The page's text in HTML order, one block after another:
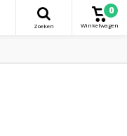
Zoeken
0
Winkelwagen